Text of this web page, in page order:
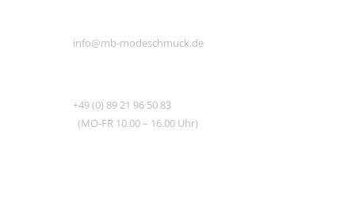
info@mb-modeschmuck.de
+49 (0) 89 21 96 50 83
(MO-FR 10.00 – 16.00 Uhr)